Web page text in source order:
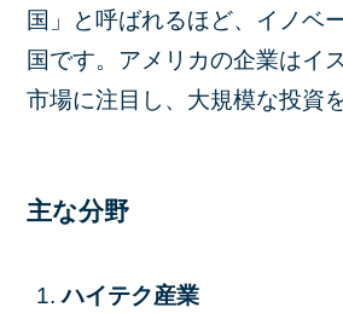
国」と呼ばれるほど、イノベ
国です。アメリカの企業はイ
市場に注目し、大規模な投資
主な分野
ハイテク産業